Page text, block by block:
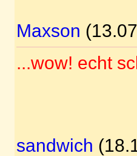
Maxson
...wow! echt
sandwich